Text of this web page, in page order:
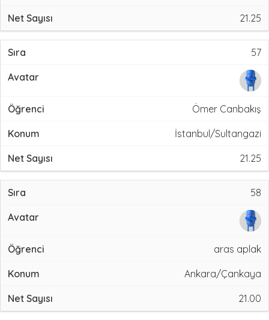
21.25
57
Ömer Canbakış
İstanbul/Sultangazi
21.25
58
aras aplak
Ankara/Çankaya
21.00